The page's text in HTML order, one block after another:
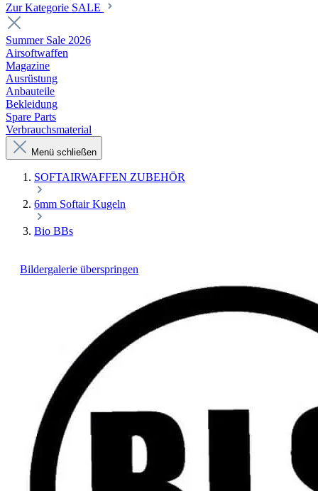
Zur Kategorie SALE
Summer Sale 2026
Airsoftwaffen
Magazine
Ausrüstung
Anbauteile
Bekleidung
Spare Parts
Verbrauchsmaterial
Menü schließen
SOFTAIRWAFFEN ZUBEHÖR
6mm Softair Kugeln
Bio BBs
Bildergalerie überspringen